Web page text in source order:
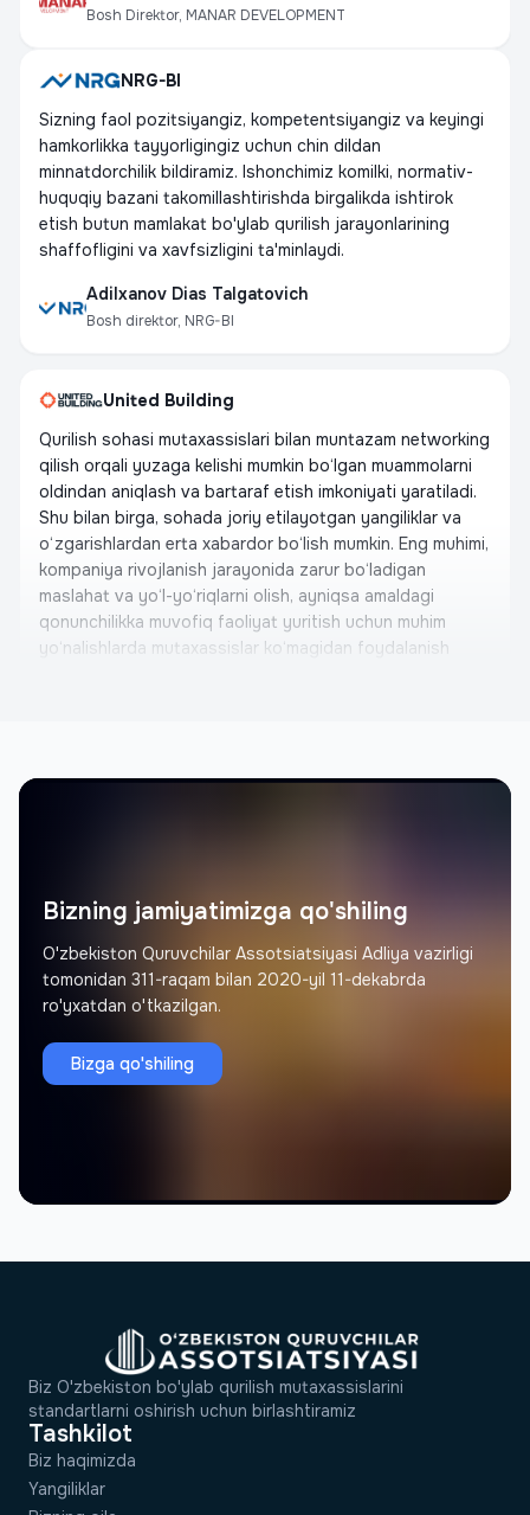
Bosh Direktor, MANAR DEVELOPMENT
NRG-BI
Sizning faol pozitsiyangiz, kompetentsiyangiz va keyingi
hamkorlikka tayyorligingiz uchun chin dildan
minnatdorchilik bildiramiz. Ishonchimiz komilki, normativ-
huquqiy bazani takomillashtirishda birgalikda ishtirok
etish butun mamlakat bo'ylab qurilish jarayonlarining
shaffofligini va xavfsizligini ta'minlaydi.
Adilxanov Dias Talgatovich
Bosh direktor, NRG-BI
United Building
Qurilish sohasi mutaxassislari bilan muntazam networking
qilish orqali yuzaga kelishi mumkin bo‘lgan muammolarni
oldindan aniqlash va bartaraf etish imkoniyati yaratiladi.
Shu bilan birga, sohada joriy etilayotgan yangiliklar va
o‘zgarishlardan erta xabardor bo‘lish mumkin. Eng muhimi,
kompaniya rivojlanish jarayonida zarur bo‘ladigan
maslahat va yo‘l-yo‘riqlarni olish, ayniqsa amaldagi
qonunchilikka muvofiq faoliyat yuritish uchun muhim
yo‘nalishlarda mutaxassislar ko‘magidan foydalanish
arxitektorlarni, quruvchilarni o'ylab ishga qo'l urishibdi,
birgalikda ishlash niyatimiz bor, minnatdorchilik bildiramiz,
kelajakda sizlarga ham qurilish assotsiatsiyasiga aʼzo
bo'lib birgalikda ish yuritishni tavsiya qilaman.
J
Jamolovг Murodil
Asoschi, Memorial Architectural Project
Bizning jamiyatimizga qo'shiling
O'zbekiston Quruvchilar Assotsiatsiyasi Adliya vazirligi
tomonidan 311-raqam bilan 2020-yil 11-dekabrda
ro'yxatdan o'tkazilgan.
Bizga qo'shiling
Biz O'zbekiston bo'ylab qurilish mutaxassislarini
standartlarni oshirish uchun birlashtiramiz
Tashkilot
Biz haqimizda
Yangiliklar